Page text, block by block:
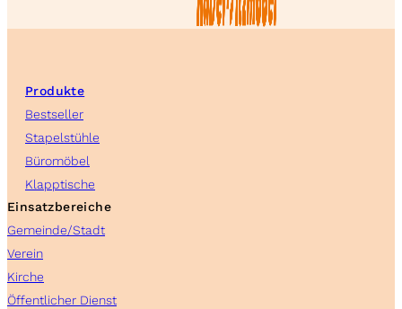
Produkte
Bestseller
Stapelstühle
Büromöbel
Klapptische
Einsatzbereiche
Gemeinde/Stadt
Verein
Kirche
Öffentlicher Dienst